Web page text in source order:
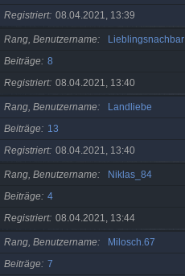
Registriert 08.04.2021, 13:39
Rang, Benutzername
Lieblingsnachbar
Beiträge 8
Registriert 08.04.2021, 13:40
Rang, Benutzername
Landliebe
Beiträge
13
Registriert 08.04.2021, 13:40
Rang, Benutzername
Niklas_84
Beiträge 4
Registriert 08.04.2021, 13:44
Rang, Benutzername
Milosch.67
Beiträge 7